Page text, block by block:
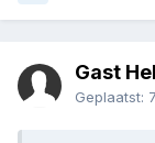
Gast
Geplaatst: